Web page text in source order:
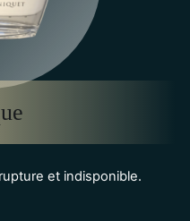
et indisponible.